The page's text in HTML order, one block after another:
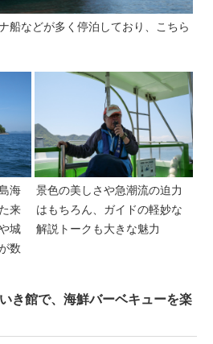
船などが多く停泊しており、こちら
海
来
城
数
景色の美しさや急潮流の迫力
はもちろん、ガイドの軽妙な
解説トークも大きな魅力
き館で、海鮮バーベキューを楽